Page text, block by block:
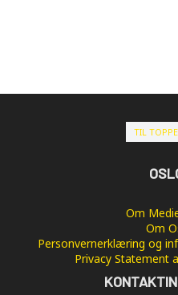
TIL
Om
Om
Personvernerklæring og
Privacy Statement